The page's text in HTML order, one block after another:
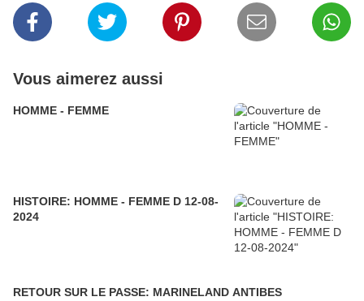
Vous aimerez aussi
HOMME - FEMME
HISTOIRE: HOMME - FEMME D 12-08-
2024
RETOUR SUR LE PASSE: MARINELAND ANTIBES